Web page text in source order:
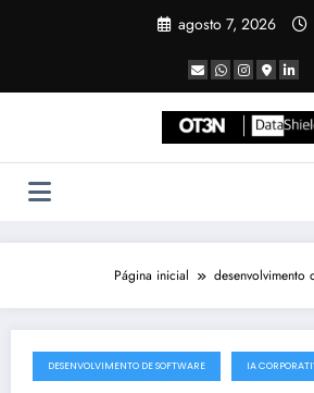
agosto 7, 2026
Página inicial desenvolvimento
julho 19, 2025
DESENVOLVIMENTO DE SOFTWARE IA